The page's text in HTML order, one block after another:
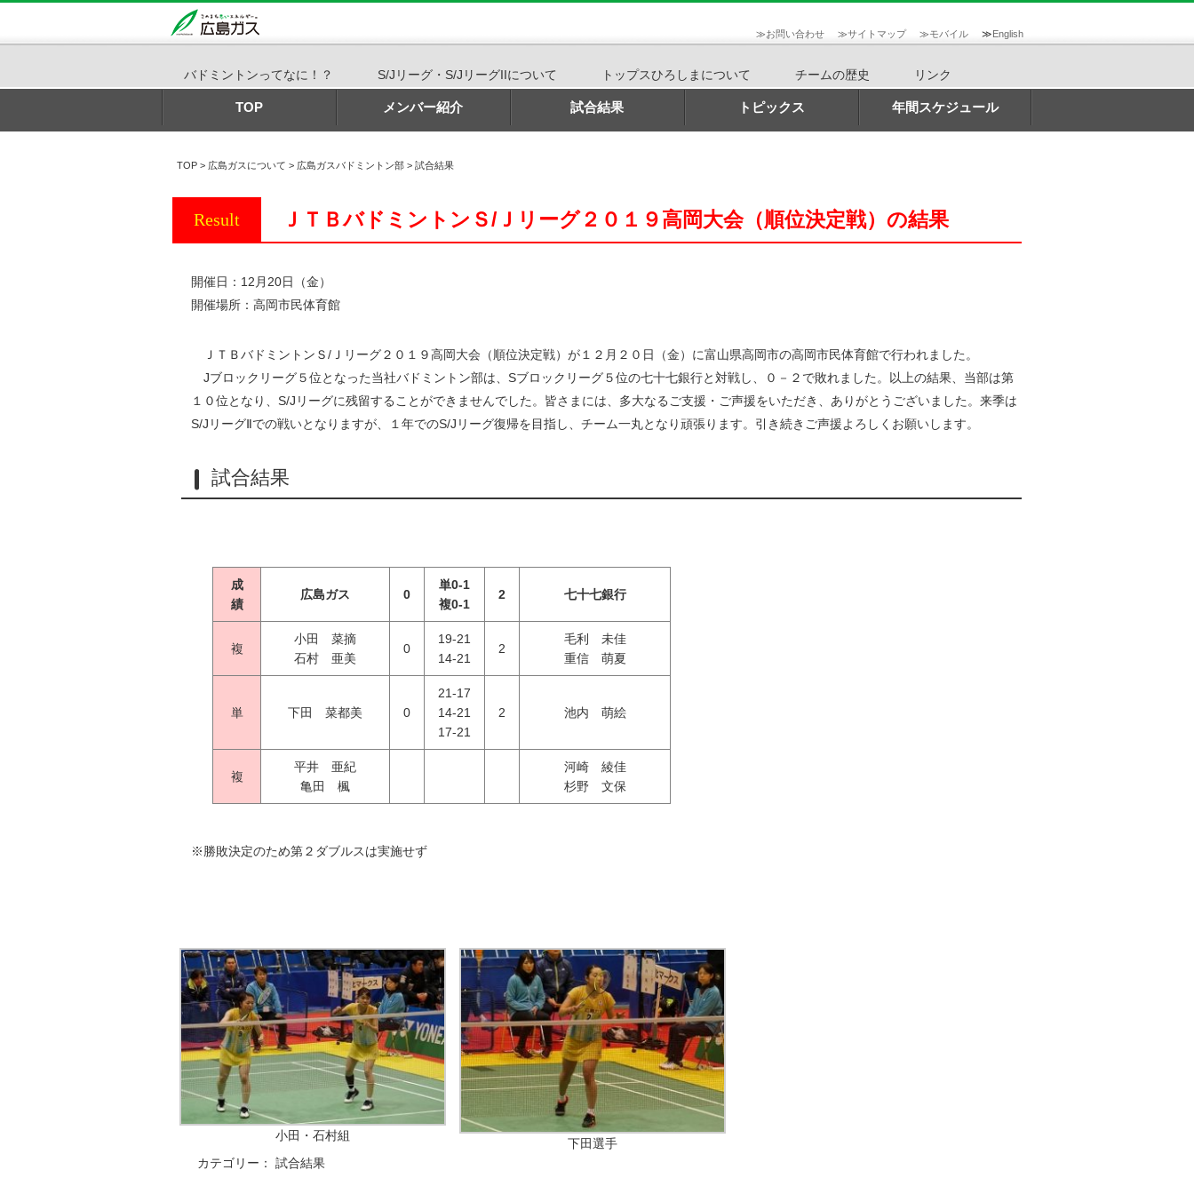
≫お問い合わせ ≫サイトマップ ≫モバイル ≫English
バドミントンってなに！？ S/Jリーグ・S/JリーグIIについて トップスひろしまについて チームの歴史 リンク
TOP メンバー紹介 試合結果 トピックス 年間スケジュール
TOP > 広島ガスについて > 広島ガスバドミントン部 > 試合結果
Result ＪＴＢバドミントンＳ/Ｊリーグ２０１９高岡大会（順位決定戦）の結果
開催日：12月20日（金）
開催場所：高岡市民体育館
ＪＴＢバドミントンＳ/Ｊリーグ２０１９高岡大会（順位決定戦）が１２月２０日（金）に富山県高岡市の高岡市民体育館で行われました。
Jブロックリーグ５位となった当社バドミントン部は、Sブロックリーグ５位の七十七銀行と対戦し、０－２で敗れました。以上の結果、当部は第
１０位となり、S/Jリーグに残留することができませんでした。皆さまには、多大なるご支援・ご声援をいただき、ありがとうございました。来季は
S/JリーグⅡでの戦いとなりますが、１年でのS/Jリーグ復帰を目指し、チーム一丸となり頑張ります。引き続きご声援よろしくお願いします。
試合結果
成
績
広島ガス 0
単0-1
複0-1
2 七十七銀行
複
小田 菜摘
石村 亜美
0
19-21
14-21
2
毛利 未佳
重信 萌夏
単 下田 菜都美 0
21-17
14-21
17-21
2 池内 萌絵
複
平井 亜紀
亀田 楓
河崎 綾佳
杉野 文保
※勝敗決定のため第２ダブルスは実施せず
小田・石村組
下田選手
カテゴリー： 試合結果